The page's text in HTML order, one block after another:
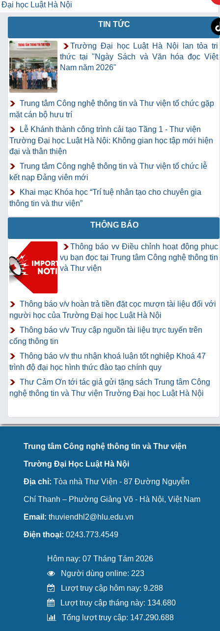
Đại học Luật Hà Nội
TIN TỨC
Trường Đại học Luật Hà Nội lan tỏa tri
thức tại "Ngày Sách và Văn hóa đọc Việt
Nam năm 2026"
Trung tâm Công nghệ thông tin và Thư viện tổ chức gặp
mặt cán bộ hưu trí
Lễ Khánh thành công trình cải tạo Tầng 1 - Thư viện
Trường Đại học Luật Hà Nội: Không gian học tập mới hiện
đại và thân thiện
Trung tâm Công nghệ thông tin và Thư viện tổ chức lễ
kết nạp Đảng viên mới
Khai mạc Khóa học “Trí tuệ nhân tạo cho chuyên gia
thông tin và thư viện”
THÔNG BÁO
Thông báo vv Điều chỉnh hoạt động phục
vụ bạn đọc tại Trung tâm Công nghệ thông tin
và Thư viện
Thông báo v/v hoàn trả tiền đặt cọc mượn tài liệu đối với
người học của Trường Đại học Luật Hà Nội
Thông báo v/v Truy cập nguồn tài liệu trực tuyến trên
cổng thông tin
Thông báo v/v thu nhận khoá luận tốt nghiệp Khoá 47
trình độ đại học hình thức đào tạo chính quy
Thư Cảm Ơn tới tác giả gửi tặng sách Trung tâm Công
nghệ thông tin và Thư viện Trường Đại học Luật Hà Nội
Trung tâm Công nghệ thông tin và Thư viện
Trường Đại Học Luật Hà Nội
Địa chỉ: Tòa nhà Thư Viện - 87 Đường Nguyễn
Chí Thanh – Phường Giảng Võ - Hà Nội, Việt Nam
Email: thuviendhl2@hlu.edu.vn
Điện thoại: 0243.773.4549
Hôm nay: 07 Tháng Tám 2026
Người dùng online: 223
Lượt truy cập hôm nay: 9.288
Lượt truy cập tháng này: 134.680
Tổng lượt truy cập: 147.290.688